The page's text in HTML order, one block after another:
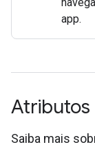
app.
Atributos
Saiba mais